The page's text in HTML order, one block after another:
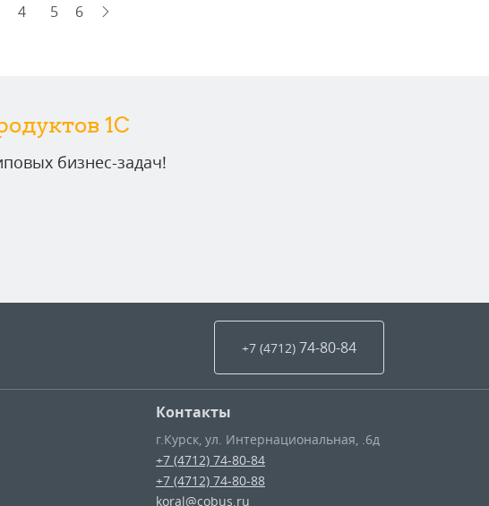
4 5 6
1C
бизнес-задач!
+7 (4712) 74-80-84
Контакты
г.Курск ул. Интернациональная, .6д
+7 (4712) 74-80-84
+7 (4712) 74-80-88
koral@cobus.ru